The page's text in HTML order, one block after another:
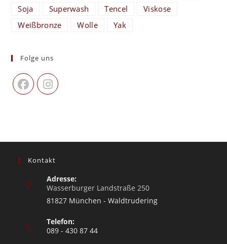
Soja
Superwash Tencel
Viskose
Weißbronze
Wolle Yak
Folge uns
Kontakt
Adresse:
Wasserburger Landstraße 250
81827 München - Waldtrudering
Telefon:
089 - 430 87 44